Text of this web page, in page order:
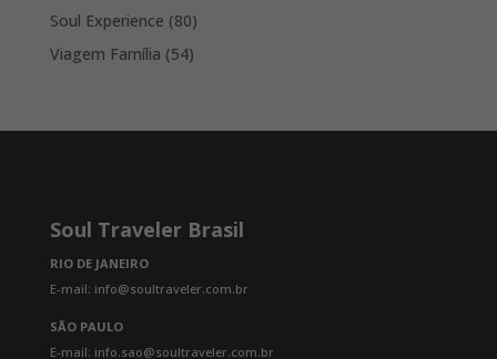
products
Soul Experience 8080
products
Viagem Família 5454
Soul Traveler Brasil
RIO DE JANEIRO
E-mail: info@soultraveler.com.br
SÃO PAULO
E-mail: info.sao@soultraveler.com.br